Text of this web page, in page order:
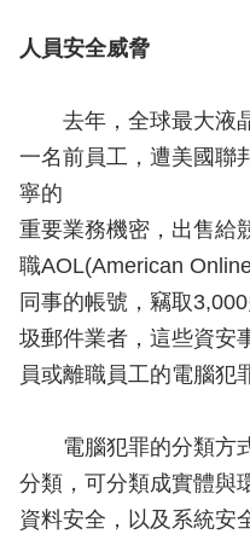
人員安全威脅
去年，全球最大液晶
一名前員工，遭美國聯
寧的
重要業務機密，出售給
職AOL(American
同事的帳號，竊取
圾郵件業者，這些資安
員或離職員工的電腦犯
電腦犯罪的分類方式
分類，可分類成實體與
資料安全，以及系統安